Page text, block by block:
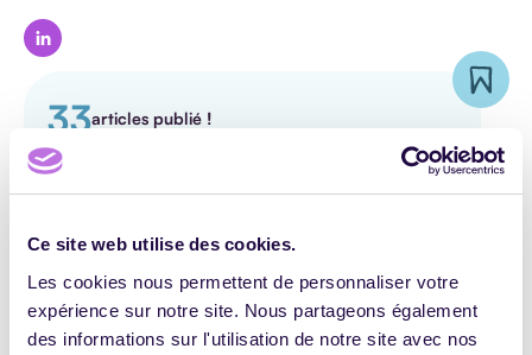
Ce site web utilise des cookies.
Les cookies nous permettent de personnaliser votre
expérience sur notre site. Nous partageons également
des informations sur l'utilisation de notre site avec nos
TODOS
LAS
NOTICIAS
33articles publié !
ENCUENTRA
TODOS SUS
ARTÍCULOS